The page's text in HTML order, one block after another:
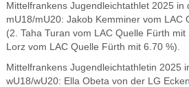
Mittelfrankens Jugendleichtathlet 2025 in
mU18/mU20: Jakob Kemminer vom LAC
(2. Taha Turan vom LAC Quelle Fürth
Lorz vom LAC Quelle Fürth mit 6.70 %).
Mittelfrankens Jugendleichtathletin 2025
wU18/wU20: Ella Obeta von der LG